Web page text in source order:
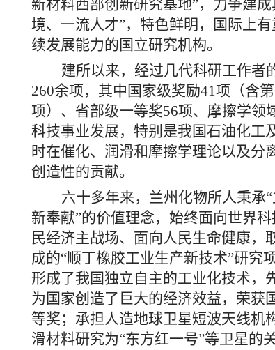
新材料西部创新研究基地”，力争建
境、一流人才”，特色鲜明，国际上
续发展能力的国立研究机构。
建所以来，经过几代科研工作者
260余项，其中国家级奖励41项（含
项）、省部级一等奖56项、摩擦学领
科技事业发展，特别是我国石油化工
时在催化、润滑和摩擦学理论以及分
创造性的贡献。
六十多年来，兰州化物所人秉承
新奉献”的价值理念，始终面向世界
民经济主战场、面向人民生命健康，
成的“顺丁橡胶工业生产新技术”研究
形成了我国独立自主的工业化技术，
为国家创造了巨大的经济效益，荣获
等奖；承担人造地球卫星短波天线机
滑材料研究为“东方红一号”等卫星的